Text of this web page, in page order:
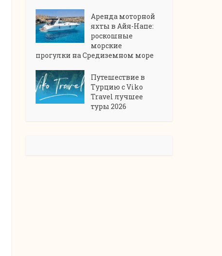
Аренда моторной
яхты в Айя-Напе:
роскошные
морские
прогулки на Средиземном море
Путешествие в
Турцию с Viko
Travel лучшее
туры 2026